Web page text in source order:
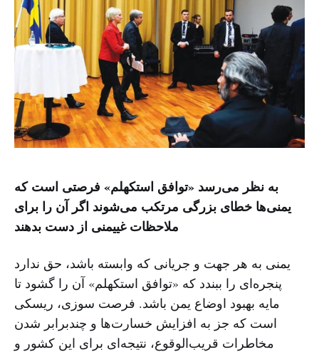
به نظر می‌رسد «توافق استکهلم» فرصتی است که
یمنی‌ها خطای بزرگی مرتکب می‌شوند اگر آن را برای
ملاحظات غییمنی از دست بدهند
یمنی به هر جهت و جریانی که وابسته باشد، حق ندارد
پنجره‌ای را ببندد که «توافق استکهلم» آن را گشود تا
مایه بهبود اوضاع یمن باشد. فرصت سوزی، ریسکی
است که جز به افزایش خسارت‌ها و چندبرابر شدن
مخاطرات قریب‌الوقوع، نتیجه‌ای برای این کشور و